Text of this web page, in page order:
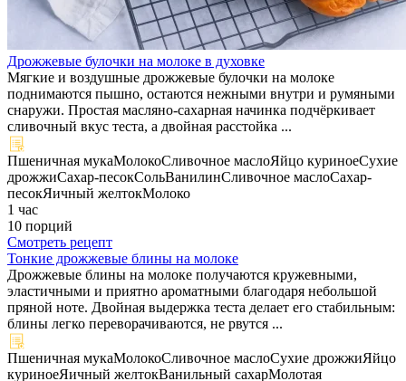
Дрожжевые булочки на молоке в духовке
Мягкие и воздушные дрожжевые булочки на молоке
поднимаются пышно, остаются нежными внутри и румяными
снаружи. Простая масляно-сахарная начинка подчёркивает
сливочный вкус теста, а двойная расстойка ...
Пшеничная мукаМолокоСливочное маслоЯйцо куриноеСухие
дрожжиСахар-песокСольВанилинСливочное маслоСахар-
песокЯичный желтокМолоко
1 час
10 порций
Смотреть рецепт
Тонкие дрожжевые блины на молоке
Дрожжевые блины на молоке получаются кружевными,
эластичными и приятно ароматными благодаря небольшой
пряной ноте. Двойная выдержка теста делает его стабильным:
блины легко переворачиваются, не рвутся ...
Пшеничная мукаМолокоСливочное маслоСухие дрожжиЯйцо
куриноеЯичный желтокВанильный сахарМолотая